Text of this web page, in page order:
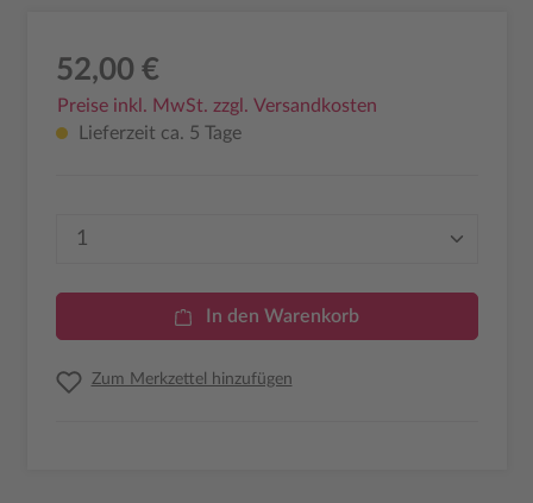
52,00 €
Preise inkl. MwSt. zzgl. Versandkosten
Lieferzeit ca. 5 Tage
Produkt Anzahl: Gib den gewünschten
In den Warenkorb
Zum Merkzettel hinzufügen